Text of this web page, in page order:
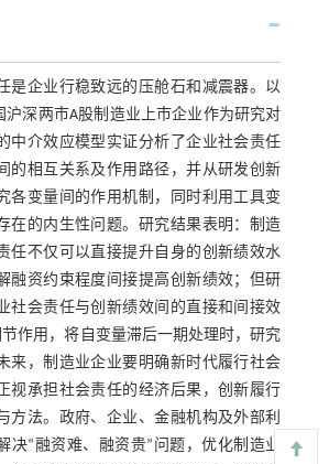
是企业行稳致远的压舱石和减震器。以
沪深两市A股制造业上市企业作为研究对
中介效应模型实证分析了企业社会责任
的相互关系及作用路径，并从研发创新
各变量间的作用机制，同时利用工具变
在的内生性问题。研究结果表明：制造
任不仅可以直接提升自身的创新绩效水
融资约束程度间接提高创新绩效；但研
社会责任与创新绩效间的直接和间接效
作用，将自变量滞后一期处理时，研究
来，制造业企业要明确新时代履行社会
视承担社会责任的经济后果，创新履行
方法。政府、企业、金融机构及外部利
决“融资难、融资贵”问题，优化制造业